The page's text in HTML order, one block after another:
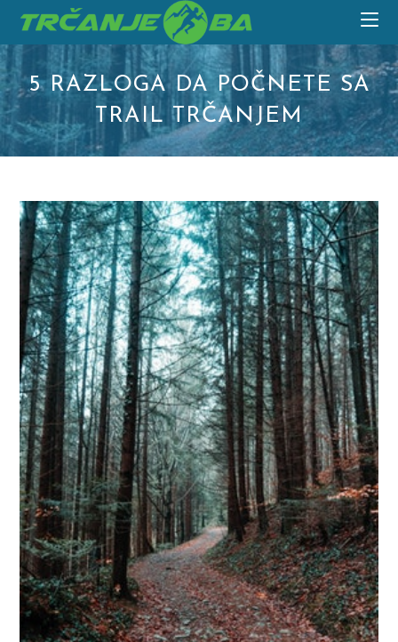
content
5 RAZLOGA DA POČNETE SA
TRAIL TRČANJEM